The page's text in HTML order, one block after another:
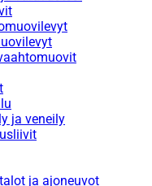
ja veneily
ja ajoneuvot